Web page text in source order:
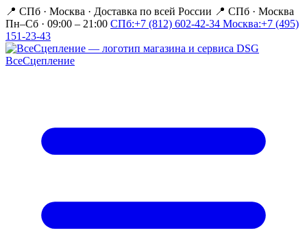
📍 СПб · Москва · Доставка по всей России 📍 СПб · Москва
Пн–Сб · 09:00 – 21:00 СПб:+7 (812) 602-42-34 Москва:+7 (495)
151-23-43
ВсеСцепление